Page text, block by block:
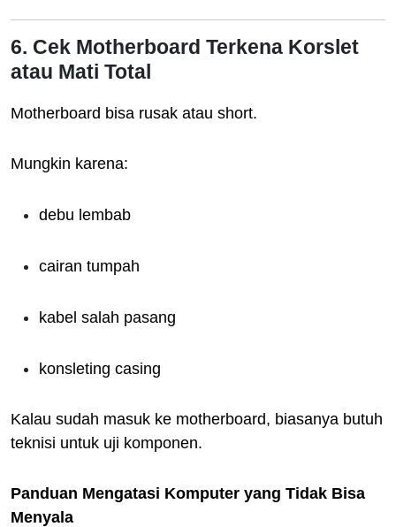
6. Cek Motherboard Terkena Korslet
atau Mati Total
Motherboard bisa rusak atau short.
Mungkin karena:
debu lembab
cairan tumpah
kabel salah pasang
konsleting casing
Kalau sudah masuk ke motherboard, biasanya butuh
teknisi untuk uji komponen.
Panduan Mengatasi Komputer yang Tidak Bisa
Menyala